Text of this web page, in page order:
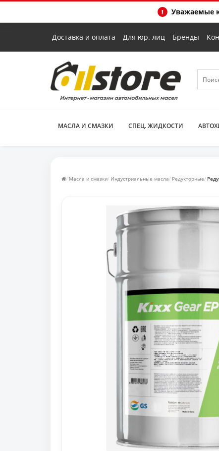
Уважаемые
Доставка и оплата Для юр. лиц Бренды
МАСЛА И СМАЗКИ СПЕЦ. ЖИДКОСТИ
Масла и смазки Индустриальные масла Редукторные